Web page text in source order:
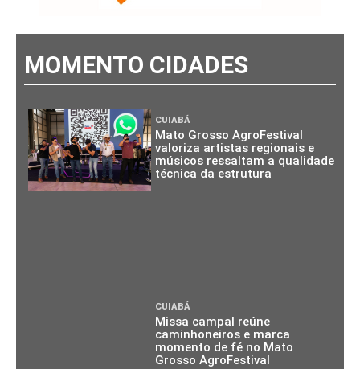
MOMENTO CIDADES
CUIABÁ
Mato Grosso AgroFestival
valoriza artistas regionais e
músicos ressaltam a qualidade
técnica da estrutura
CUIABÁ
Missa campal reúne
caminhoneiros e marca
momento de fé no Mato
Grosso AgroFestival